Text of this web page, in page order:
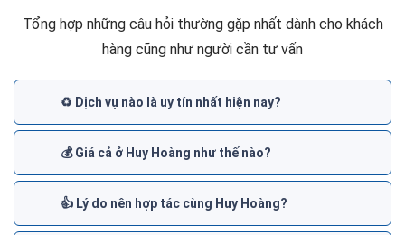
Tổng hợp những câu hỏi thường gặp nhất dành cho khách
hàng cũng như người cần tư vấn
♻️ Dịch vụ nào là uy tín nhất hiện nay?
💰 Giá cả ở Huy Hoàng như thế nào?
👍 Lý do nên hợp tác cùng Huy Hoàng?